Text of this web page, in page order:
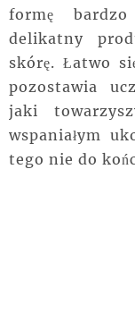
formę
delikatny
skórę. Łatwo
pozostawia
jaki
wspaniałym
tego nie do